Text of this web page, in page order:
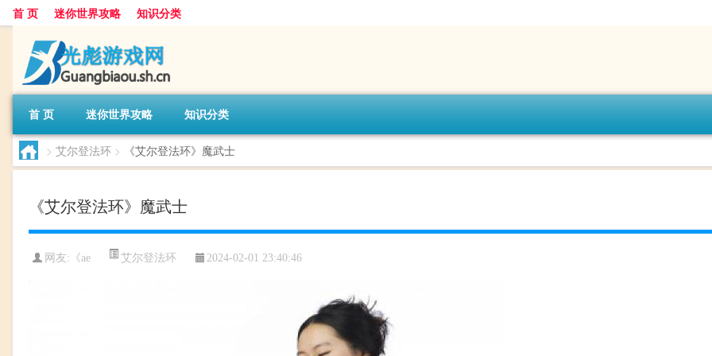
首 页 迷你世界攻略 知识分类
首 页 迷你世界攻略 知识分类
> 艾尔登法环 > 《艾尔登法环》魔武士
《艾尔登法环》魔武士
网友: 《ae 艾尔登法环 2024-02-01 23:40:46